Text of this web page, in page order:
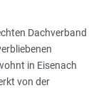
Dachverband
in Eisenach
von der